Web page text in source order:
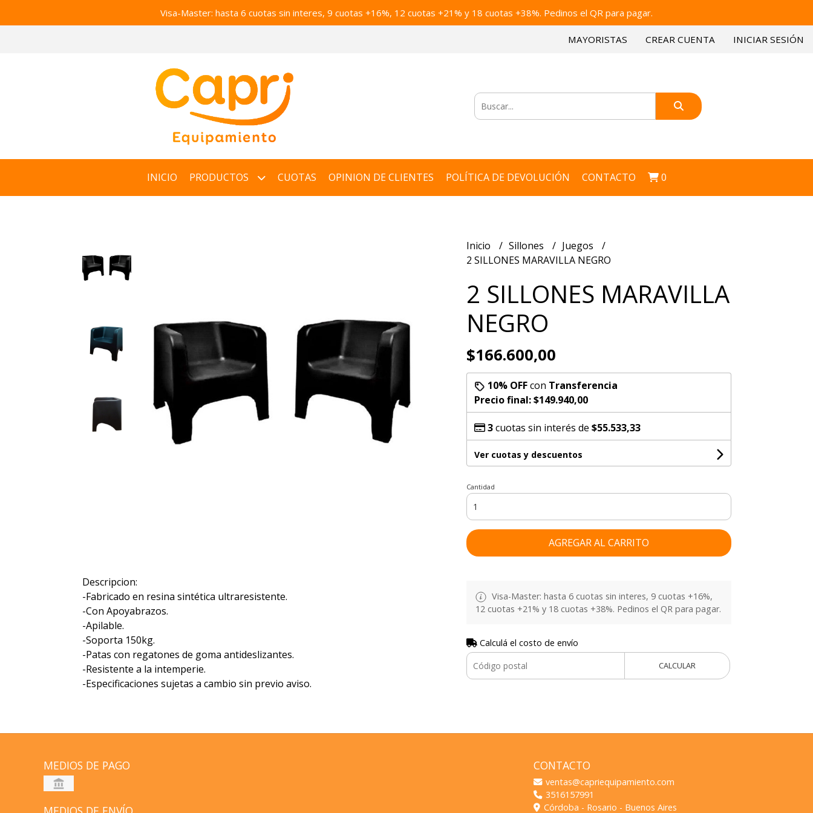
Visa-Master: hasta 6 cuotas sin interes, 9 cuotas +16%, 12 cuotas +21% y 18 cuotas +38%. Pedinos el QR para pagar.
MAYORISTAS CREAR CUENTA INICIAR SESIÓN
INICIO PRODUCTOS CUOTAS OPINION DE CLIENTES POLÍTICA DE DEVOLUCIÓN CONTACTO 0
Descripcion:
-Fabricado en resina sintética ultraresistente.
-Con Apoyabrazos.
-Apilable.
-Soporta 150kg.
-Patas con regatones de goma antideslizantes.
-Resistente a la intemperie.
-Especificaciones sujetas a cambio sin previo aviso.
Inicio Sillones
Juegos
2 SILLONES MARAVILLA NEGRO
2 SILLONES MARAVILLA
NEGRO
$166.600,00
10% OFFcon Transferencia
Precio final:$149.940,00
3cuotas sin interés de $55.533,33
Ver cuotas y descuentos
Cantidad
AGREGAR AL CARRITO
Visa-Master: hasta 6 cuotas sin interes, 9 cuotas +16%,
12 cuotas +21% y 18 cuotas +38%. Pedinos el QR para pagar.
Calculá el costo de envío
CALCULAR
MEDIOS DE PAGO CONTACTO
ventas@capriequipamiento.com
3516157991
Córdoba - Rosario - Buenos Aires